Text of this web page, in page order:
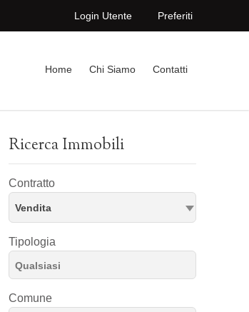
Login Utente Preferiti
Home Chi Siamo Contatti
Ricerca Immobili
Contratto
Vendita
Tipologia
Comune